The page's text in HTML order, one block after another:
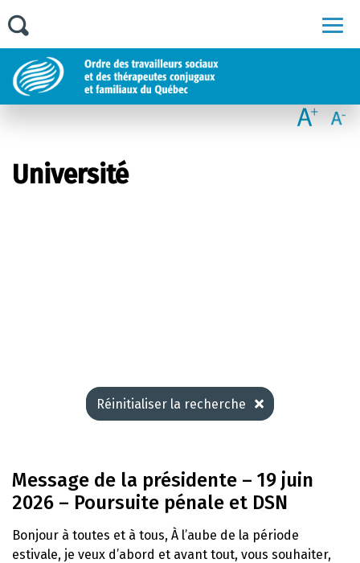
Université
Réinitialiser la recherche
Message de la présidente – 19 juin
2026 – Poursuite pénale et DSN
Bonjour à toutes et à tous, À l’aube de la période
estivale, je veux d’abord et avant tout, vous souhaiter,